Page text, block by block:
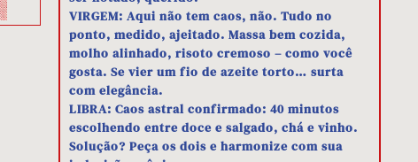
VIRGEM: Aqui não tem caos, não. Tudo no
ponto, medido, ajeitado. Massa bem cozida,
molho alinhado, risoto cremoso – como você
gosta. Se vier um fio de azeite torto… surta
com elegância.
LIBRA: Caos astral confirmado: 40 minutos
escolhendo entre doce e salgado, chá e vinho.
Solução? Peça os dois e harmonize com sua